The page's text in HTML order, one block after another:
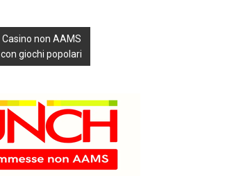
Casino non AAMS
con giochi popolari